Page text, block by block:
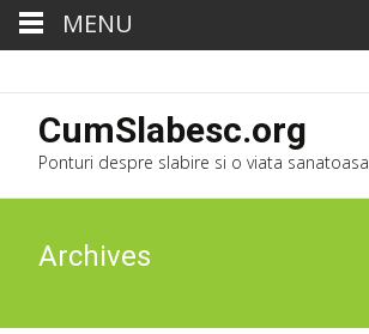
CumSlabesc.org
Ponturi despre slabire si o viata sanatoasa
Archives
MENU